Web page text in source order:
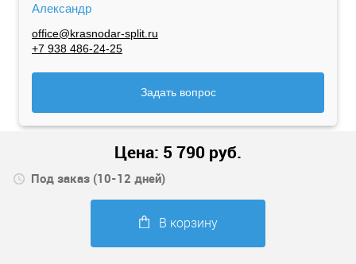
Александр
office@krasnodar-split.ru
+7 938 486-24-25
Задать вопрос
Цена: 5 790 руб.
Под заказ (10-12 дней)
В корзину